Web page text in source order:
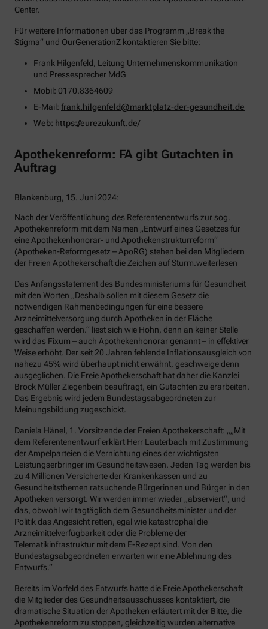
Center.
Für weitere Informationen über das Programm „Break the
Stigma“ und OurGenerationZ kontaktieren Sie bitte:
Frank Hilgenfeld, Leitung Unternehmenskommunikation
und Pressesprecher MdG
Mobil: 0170.8364609
E-Mail: frank.hilgenfeld@marktplatz-der-gesundheit.de
Web: https://eurezukunft.de/
Apothekenreform: FA gibt Gutachten in
Auftrag
Blankenburg, 15. Juni 2024:
Nach der Veröffentlichung des Referentenentwurfs zur sog.
Apothekenreform mit dem Namen „Entwurf eines Gesetzes für
eine Apothekenhonorar- und Apothekenstrukturreform“
(Apotheken-Reformgesetz – ApoRG) stehen bei den Mitgliedern
der Freien Apothekerschaft die Zeichen auf Sturm.weiterlesen
Das Anfangsstatement des Bundesministeriums für Gesundheit
mit den Worten „Deshalb sollen mit diesem Gesetz die
notwendigen Rahmenbedingungen für eine bessere
Arzneimittelversorgung durch Apotheken in der Fläche
geschaffen werden.“ liest sich wie Hohn, denn an keiner Stelle
wird das Fixum – auch Apothekenhonorar genannt – in effektiver
Weise erhöht. Der seit 20 Jahren fehlende Inflationsausgleich von
nahezu 45% wird überhaupt nicht erwähnt, geschweige denn
ausgeglichen. Die Freie Apothekerschaft hat daher die Kanzlei
Brock Müller Ziegenbein beauftragt, ein Gutachten zu erarbeiten.
Das Ergebnis wird jedem Bundestagsabgeordneten zur
Meinungsbildung zugeschickt.
Daniela Hänel, 1. Vorsitzende der Freien Apothekerschaft: „„Mit
dem Referentenentwurf erklärt Herr Lauterbach mit Zustimmung
der Ampelparteien die Vernichtung eines der wichtigsten
Leistungserbringer im Gesundheitswesen. Jeden Tag werden bis
zu 4 Millionen Versicherte der Krankenkassen und zu
Gesundheitsthemen ratsuchende Bürgerinnen und Bürger in den
Apotheken versorgt. Wir werden immer wieder „abserviert“, und
das, obwohl wir tagtäglich dem Gesundheitsminister und der
Politik das Angesicht retten, egal wie katastrophal die
Arzneimittelverfügbarkeit oder die Probleme der
Telematikinfrastruktur mit dem E-Rezept sind. Von den
Bundestagsabgeordneten erwarten wir eine Ablehnung des
Entwurfs.“
Bereits im Vorfeld des Entwurfs hatte die Freie Apothekerschaft
die Mitglieder des Gesundheitsausschusses kontaktiert, die
dramatische Situation der Apotheken erläutert mit der Bitte, die
Apothekenreform zu stoppen, gleichzeitig wurden alternative